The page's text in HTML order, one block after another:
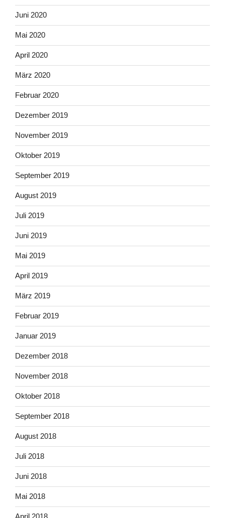
Juni 2020
Mai 2020
April 2020
März 2020
Februar 2020
Dezember 2019
November 2019
Oktober 2019
September 2019
August 2019
Juli 2019
Juni 2019
Mai 2019
April 2019
März 2019
Februar 2019
Januar 2019
Dezember 2018
November 2018
Oktober 2018
September 2018
August 2018
Juli 2018
Juni 2018
Mai 2018